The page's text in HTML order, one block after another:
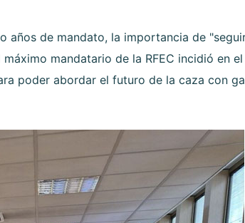
años de mandato, la importancia de
mandatario de la RFEC incidió en
poder abordar el futuro de la caza con